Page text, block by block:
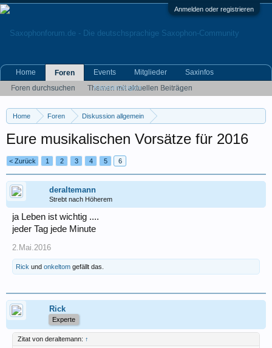
Anmelden oder registrieren
Home Foren
Diskussion allgemein
Eure musikalischen Vorsätze für 2016
< Zurück 1 2 3 4 5 6
deraltemann
Strebt nach Höherem
ja Leben ist wichtig ....
jeder Tag jede Minute
2.Mai.2016
Rick und onkeltom gefällt das.
Rick
Experte
Zitat von deraltemann: ↑
Home
Foren
Foren durchsuchen
Themen mit aktuellen Beiträgen
Events Mitglieder
Saxinfos
Kleinanzeigen